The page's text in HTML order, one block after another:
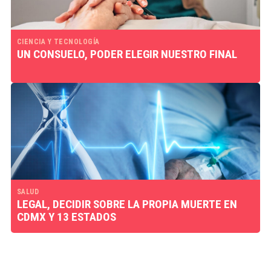
CIENCIA Y TECNOLOGÍA
UN CONSUELO, PODER ELEGIR NUESTRO FINAL
SALUD
LEGAL, DECIDIR SOBRE LA PROPIA MUERTE EN
CDMX Y 13 ESTADOS